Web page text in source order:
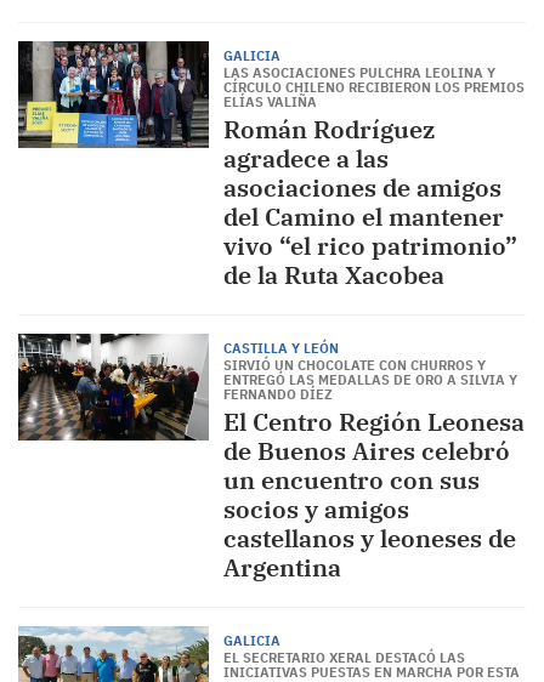
GALICIA
LAS ASOCIACIONES PULCHRA LEOLINA Y
CÍRCULO CHILENO RECIBIERON LOS PREMIOS
ELÍAS VALIÑA
Román Rodríguez
agradece a las
asociaciones de amigos
del Camino el mantener
vivo “el rico patrimonio”
de la Ruta Xacobea
CASTILLA Y LEÓN
SIRVIÓ UN CHOCOLATE CON CHURROS Y
ENTREGÓ LAS MEDALLAS DE ORO A SILVIA Y
FERNANDO DÍEZ
El Centro Región Leonesa
de Buenos Aires celebró
un encuentro con sus
socios y amigos
castellanos y leoneses de
Argentina
GALICIA
EL SECRETARIO XERAL DESTACÓ LAS
INICIATIVAS PUESTAS EN MARCHA POR ESTA